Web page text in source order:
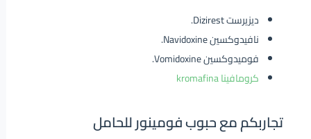
ديزيرست Dizirest.
نافيدوكسين Navidoxine.
فوميدوكسين Vomidoxine.
كرومافينا kromafina
تجاربكم مع حبوب فومينور للحامل